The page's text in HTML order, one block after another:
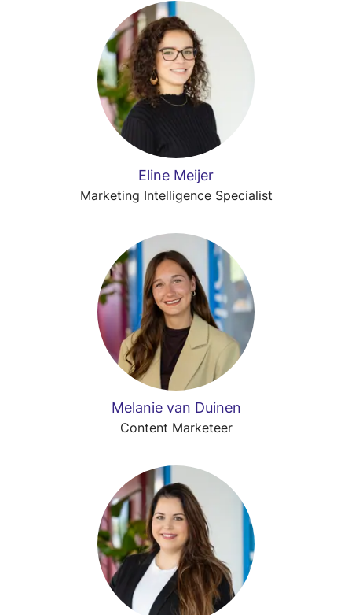
Eline Meijer
Marketing Intelligence Specialist
Melanie van Duinen
Content Marketeer